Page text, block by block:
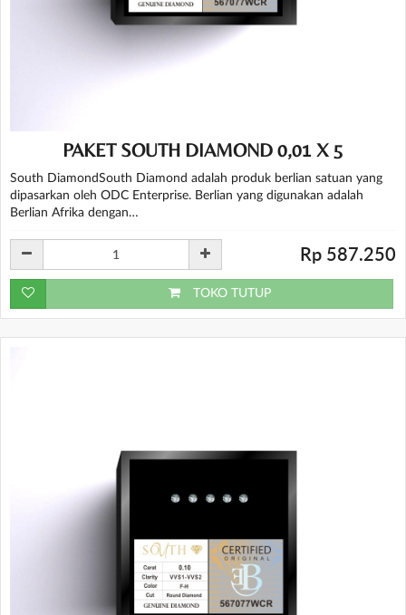
PAKET SOUTH DIAMOND 0,01 X 5
South DiamondSouth Diamond adalah produk berlian satuan yang
dipasarkan oleh ODC Enterprise. Berlian yang digunakan adalah
Berlian Afrika dengan…
Rp 587.250
TOKO TUTUP